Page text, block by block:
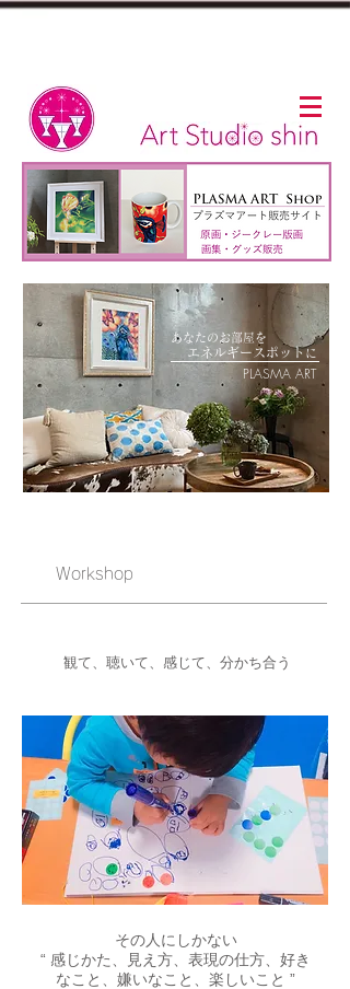
あなたのお部屋を
エネルギー スポットに
PLASMA ART
Workshop
観て、聴いて、感じて、分かち合う
その人にしかない
“ 感じかた、見え方、表現の仕方、好き
なこと、嫌いなこと、楽しいこと ”